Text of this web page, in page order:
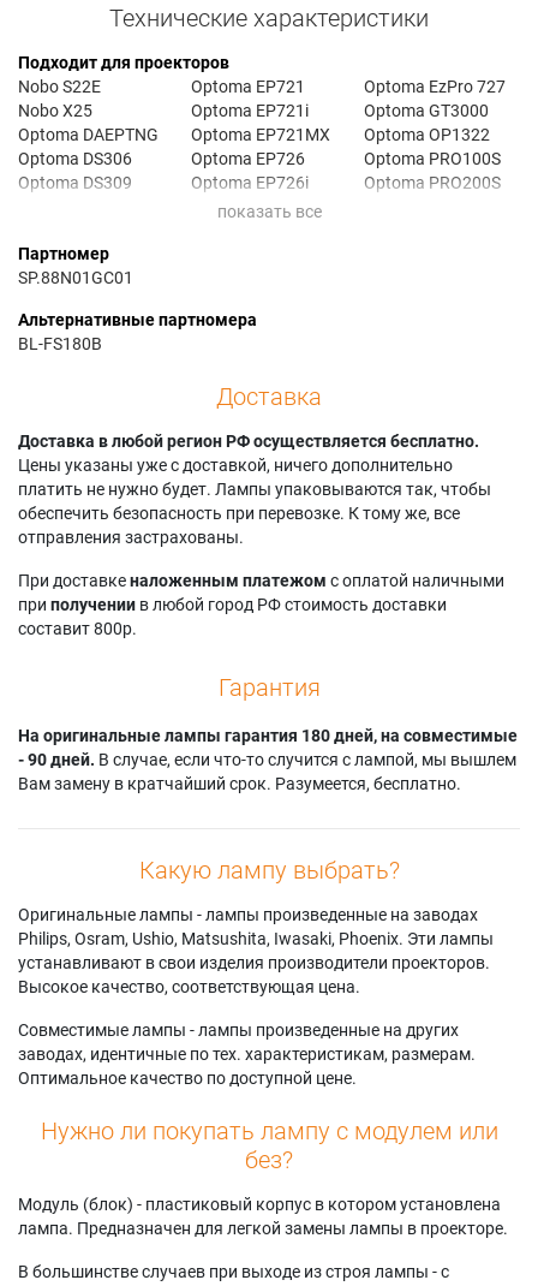
Технические характеристики
Подходит для проекторов
Nobo S22E
Nobo X25
Optoma DAEPTNG
Optoma DS306
Optoma DS309
Optoma DS603
Optoma DX606
Optoma DX609
Optoma EP620
Optoma EP721
Optoma EP721i
Optoma EP721MX
Optoma EP726
Optoma EP726i
Optoma EP726s
Optoma EzPro 620
Optoma EzPro 726
Optoma EzPro 727
Optoma GT3000
Optoma OP1322
Optoma PRO100S
Optoma PRO200S
Партномер
SP.88N01GC01
Альтернативные партномера
BL-FS180B
Доставка
Доставка в любой регион РФ осуществляется бесплатно.
Цены указаны уже с доставкой, ничего дополнительно
платить не нужно будет. Лампы упаковываются так, чтобы
обеспечить безопасность при перевозке. К тому же, все
отправления застрахованы.
При доставкеналоженным платежом с оплатой наличными
при получении в любой город РФ стоимость доставки
составит 800р.
Гарантия
На оригинальные лампы гарантия 180 дней, на совместимые
- 90 дней. В случае, если что-то случится с лампой, мы вышлем
Вам замену в кратчайший срок. Разумеется, бесплатно.
Какую лампу выбрать?
Оригинальные лампы - лампы произведенные на заводах
Philips, Osram, Ushio, Matsushita, Iwasaki, Phoenix. Эти лампы
устанавливают в свои изделия производители проекторов.
Высокое качество, соответствующая цена.
Совместимые лампы - лампы произведенные на других
заводах, идентичные по тех. характеристикам, размерам.
Оптимальное качество по доступной цене.
Нужно ли покупать лампу с модулем или
без?
Модуль (блок) - пластиковый корпус в котором установлена
лампа. Предназначен для легкой замены лампы в проекторе.
В большинстве случаев при выходе из строя лампы - с